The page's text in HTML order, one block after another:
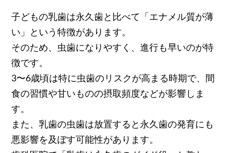
子どもの乳歯は永久歯と比べて「エナメル質が薄
い」という特徴があります。
そのため、虫歯になりやすく、進行も早いのが特
徴です。
3〜6歳頃は特に虫歯のリスクが高まる時期で、間
食の習慣や甘いものの摂取頻度などが影響しま
す。
また、乳歯の虫歯は放置すると永久歯の発育にも
悪影響を及ぼす可能性があります。